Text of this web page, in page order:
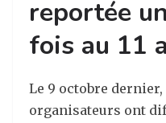
reportée
fois au 11
Le 9 octobre
organisateurs ont